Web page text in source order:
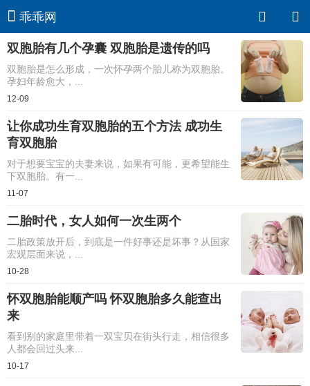
乖乖网
​双胞胎有几个孕囊 双胞胎是遗传的吗
双胞胎是怎么形成，一次怀孕两个胎儿称为双胞胎。
孕妇年龄愈大，...
12-09
让你成功生育双胞胎的五个方法 成功生
育双胞胎
对于想要宝宝的夫妻来说，如果有可能，更希望能生
下双胞胎。有一...
11-07
二胎时代，女人如何一次生两个
二胎政策放开后，到底是一件好事还是坏事？从国家
宏观层面来说，...
10-28
怀双胞胎能顺产吗 怀双胞胎多久能查出
来
看到别的家庭里带着一双宝贝在街头行走，相信很多
人都会回过头来...
10-17